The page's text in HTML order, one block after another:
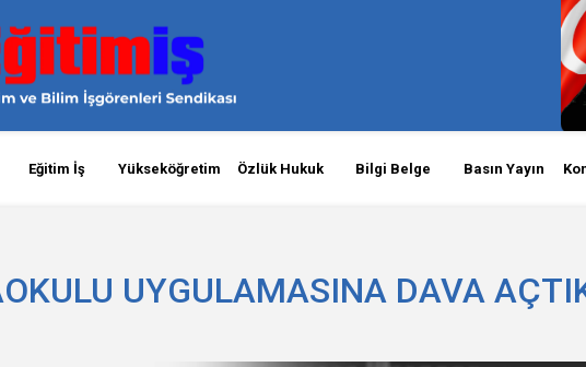
Eğitim İş Yükseköğretim Özlük Hukuk Bilgi Belge Basın Yayın
UYGULAMASINA DAVA